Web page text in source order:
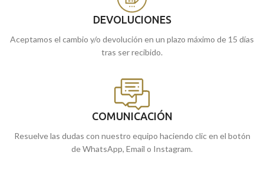
DEVOLUCIONES
Aceptamos el cambio y/o devolución en un plazo máximo de 15 días
tras ser recibido.
COMUNICACIÓN
Resuelve las dudas con nuestro equipo haciendo clic en el botón
de WhatsApp, Email o Instagram.